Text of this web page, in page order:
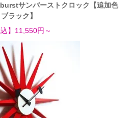
サンバーストクロック【追加色
ブラック】
込】11,550円～